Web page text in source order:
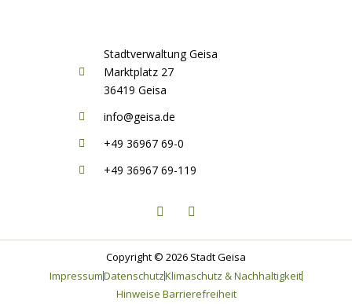
Stadtverwaltung Geisa
Marktplatz 27
36419 Geisa
info@geisa.de
+49 36967 69-0
+49 36967 69-119
a
c
b
o
o
k
-
n
s
a
g
a
m
Copyright © 2026 Stadt Geisa
ImpressumDatenschutzKlimaschutz & Nachhaltigkeit
Hinweise Barrierefreiheit